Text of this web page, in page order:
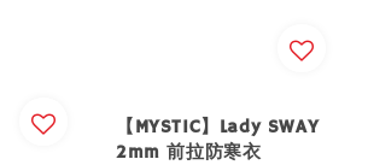
【MYSTIC】Lady SWAY
2mm 前拉防寒衣